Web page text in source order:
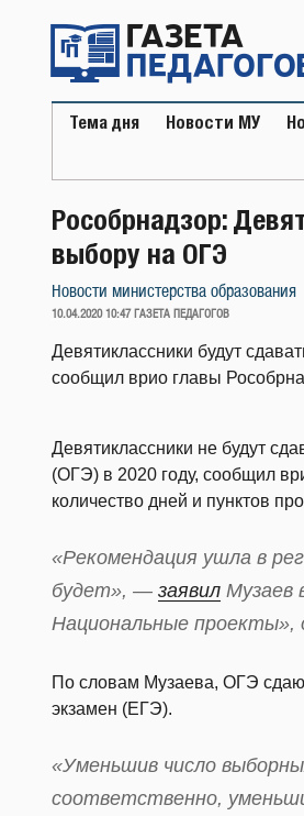
содержимому
Тема дня Новости МУ
Рособрнадзор:
выбору на ОГЭ
Новости министерства образования
ОПУБЛИКОВАНО
10.04.2020 10:47 ГАЗЕТА ПЕДАГОГОВ
Девятиклассники будут
сообщил врио главы
Девятиклассники не будут
(ОГЭ) в 2020 году, сообщил
количество дней и пунктов
«Рекомендация ушла в
будет», — заявил Музаев
Национальные проекты»,
По словам Музаева, ОГЭ
экзамен (ЕГЭ).
«Уменьшив число
соответственно,